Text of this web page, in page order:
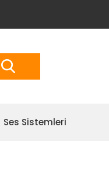
Ses Sistemleri